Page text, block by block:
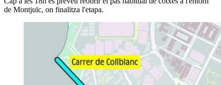
de Montjuïc, on finalitza l'etapa.